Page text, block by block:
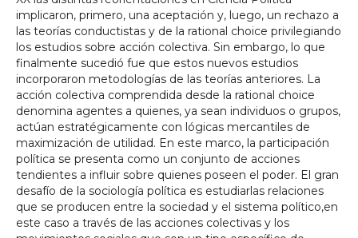
implicaron, primero, una aceptación y, luego, un rechazo a
las teorías conductistas y de la rational choice privilegiando
los estudios sobre acción colectiva. Sin embargo, lo que
finalmente sucedió fue que estos nuevos estudios
incorporaron metodologías de las teorías anteriores. La
acción colectiva comprendida desde la rational choice
denomina agentes a quienes, ya sean individuos o grupos,
actúan estratégicamente con lógicas mercantiles de
maximización de utilidad. En este marco, la participación
política se presenta como un conjunto de acciones
tendientes a influir sobre quienes poseen el poder. El gran
desafío de la sociología política es estudiarlas relaciones
que se producen entre la sociedad y el sistema político,en
este caso a través de las acciones colectivas y los